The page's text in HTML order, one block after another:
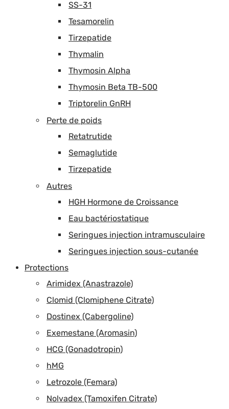
SS-31
Tesamorelin
Tirzepatide
Thymalin
Thymosin Alpha
Thymosin Beta TB-500
Triptorelin GnRH
Perte de poids
Retatrutide
Semaglutide
Tirzepatide
Autres
HGH Hormone de Croissance
Eau bactériostatique
Seringues injection intramusculaire
Seringues injection sous-cutanée
Protections
Arimidex (Anastrazole)
Clomid (Clomiphene Citrate)
Dostinex (Cabergoline)
Exemestane (Aromasin)
HCG (Gonadotropin)
hMG
Letrozole (Femara)
Nolvadex (Tamoxifen Citrate)